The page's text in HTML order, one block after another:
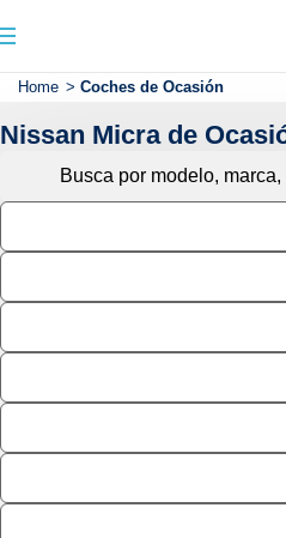
Home > Coches de Ocasión
Nissan Micra de